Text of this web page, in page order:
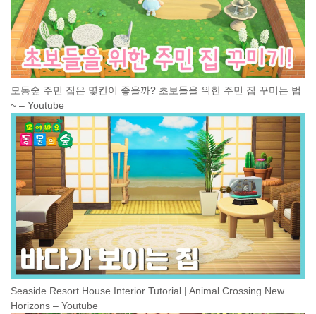
모동숲 주민 집은 몇칸이 좋을까? 초보들을 위한 주민 집 꾸미는 법
~ – Youtube
Seaside Resort House Interior Tutorial | Animal Crossing New
Horizons – Youtube